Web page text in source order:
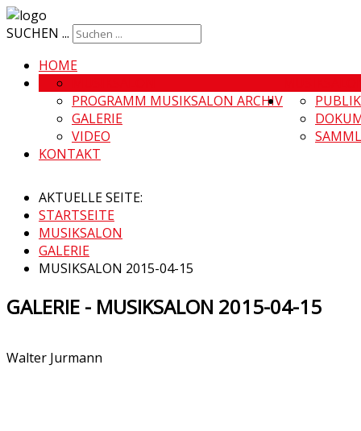
SUCHEN ...
HOME
PROGRAMM MUSIKSALON ARCHIV
GALERIE
VIDEO
KONTAKT
AKTUELLE SEITE:
STARTSEITE
MUSIKSALON
GALERIE
MUSIKSALON 2015-04-15
GALERIE - MUSIKSALON 2015-04-15
Walter Jurmann